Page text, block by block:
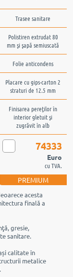
Polistiren extrudat 80
mm şi şapă semiuscată
Folie anticondens
Placare cu gips-carton 2
straturi de 12.5 mm
Finisarea pereţilor în
interior gletuit şi
zugrăvit în alb
74333
Euro
cu TVA.
PREMIUM
acesta
finală a
gresie,
sanitare.
calitate în
metalice